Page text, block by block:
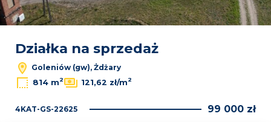
Działka na sprzedaż
Goleniów (gw), Żdżary
814 m2 121,62 zł/m2
4KAT-GS-22625 99 000 zł